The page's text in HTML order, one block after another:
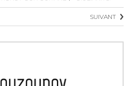
et en
INSCRIPTION
Méthodes
SUIVANT